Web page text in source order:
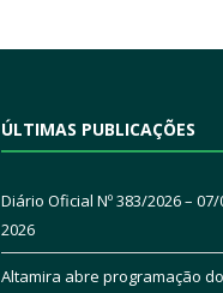
ÚLTIMAS PUBLICAÇÕES
Diário Oficial Nº 383/2026 –
2026
Altamira abre programação